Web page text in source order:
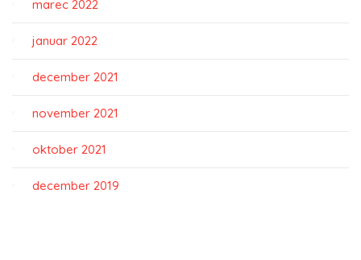
marec 2022
januar 2022
december 2021
november 2021
oktober 2021
december 2019